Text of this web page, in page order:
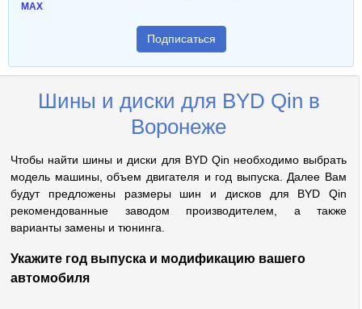
MAX
Подписаться
Шины и диски для BYD Qin в
Воронеже
Чтобы найти шины и диски для BYD Qin необходимо выбрать
модель машины, объем двигателя и год выпуска. Далее Вам
будут предложены размеры шин и дисков для BYD Qin
рекомендованные заводом производителем, а также
варианты замены и тюнинга.
Укажите год выпуска и модификацию вашего
автомобиля